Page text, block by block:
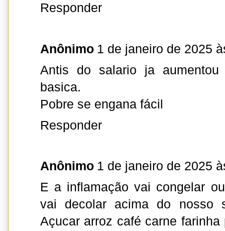
Responder
Anônimo 1 de janeiro de 2025
Antis do salario ja
basica.
Pobre se engana fácil
Responder
Anônimo 1 de janeiro de 2025
E a inflamação vai congelar
vai decolar acima do nosso
Açucar arroz café carne